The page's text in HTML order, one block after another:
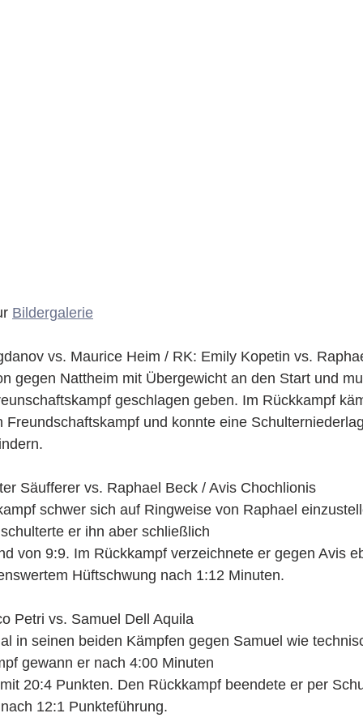
Bildergalerie
vs. Maurice Heim / RK: Emily Kopetin vs.
gegen Nattheim mit Übergewicht an den Start und
geschlagen geben. Im Rückkampf
Freundschaftskampf und konnte eine
Säufferer vs. Raphael Beck / Avis Chochlionis
schwer sich auf Ringweise von Raphael
er ihn aber schließlich
von 9:9. Im Rückkampf verzeichnete er gegen Avis
Hüftschwung nach 1:12 Minuten.
Petri vs. Samuel Dell Aquila
in seinen beiden Kämpfen gegen Samuel wie
gewann er nach 4:00 Minuten
20:4 Punkten. Den Rückkampf beendete er per
12:1 Punkteführung.